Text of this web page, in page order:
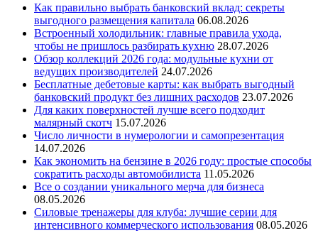
Как правильно выбрать банковский вклад: секреты
выгодного размещения капитала 06.08.2026
Встроенный холодильник: главные правила ухода,
чтобы не пришлось разбирать кухню 28.07.2026
Обзор коллекций 2026 года: модульные кухни от
ведущих производителей 24.07.2026
Бесплатные дебетовые карты: как выбрать выгодный
банковский продукт без лишних расходов 23.07.2026
Для каких поверхностей лучше всего подходит
малярный скотч 15.07.2026
Число личности в нумерологии и самопрезентация
14.07.2026
Как экономить на бензине в 2026 году: простые способы
сократить расходы автомобилиста 11.05.2026
Все о создании уникального мерча для бизнеса
08.05.2026
Силовые тренажеры для клуба: лучшие серии для
интенсивного коммерческого использования 08.05.2026